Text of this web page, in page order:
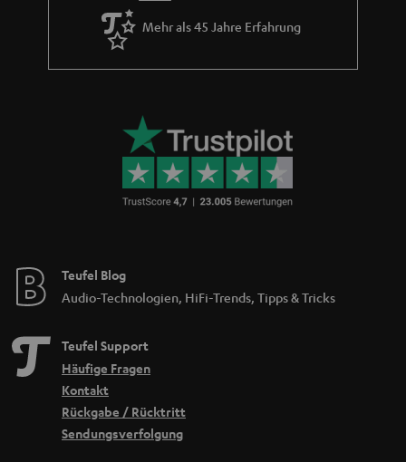
Mehr als 45 Jahre Erfahrung
Teufel Blog
Audio-Technologien, HiFi-Trends, Tipps & Tricks
Teufel Support
Häufige Fragen
Kontakt
Rückgabe / Rücktritt
Sendungsverfolgung